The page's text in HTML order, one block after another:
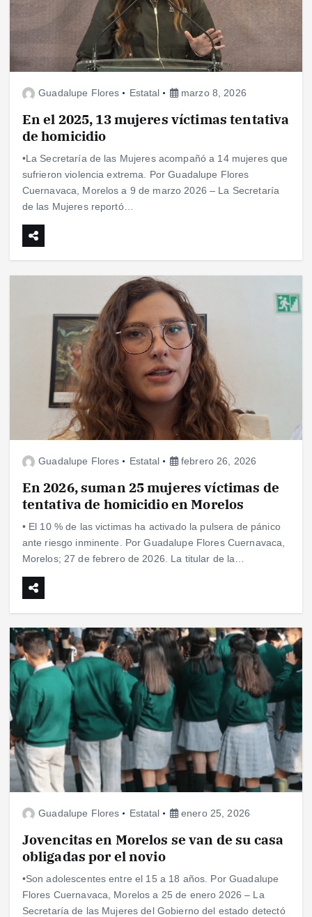
Guadalupe Flores Estatal marzo 8, 2026
En el 2025, 13 mujeres víctimas tentativa
de homicidio
•La Secretaría de las Mujeres acompañó a 14 mujeres que
sufrieron violencia extrema. Por Guadalupe Flores
Cuernavaca, Morelos a 9 de marzo 2026 – La Secretaría
de las Mujeres reportó…
Guadalupe Flores Estatal febrero 26, 2026
En 2026, suman 25 mujeres víctimas de
tentativa de homicidio en Morelos
• El 10 % de las victimas ha activado la pulsera de pánico
ante riesgo inminente. Por Guadalupe Flores Cuernavaca,
Morelos; 27 de febrero de 2026. La titular de la…
Guadalupe Flores Estatal enero 25, 2026
Jovencitas en Morelos se van de su casa
obligadas por el novio
•Son adolescentes entre el 15 a 18 años. Por Guadalupe
Flores Cuernavaca, Morelos a 25 de enero 2026 – La
Secretaría de las Mujeres del Gobierno del estado detectó